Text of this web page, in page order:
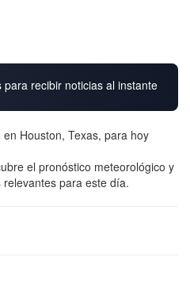
recibir noticias al instante
Houston, Texas, para hoy
el pronóstico meteorológico y
para este día.